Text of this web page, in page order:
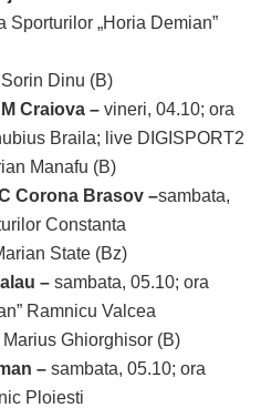
Sporturilor „Horia Demian”
Dinu (B)
Craiova – vineri, 04.10; ora
Braila; live DIGISPORT2
Manafu (B)
Corona Brasov –sambata,
Constanta
State (Bz)
– sambata, 05.10; ora
Ramnicu Valcea
Ghiorghisor (B)
– sambata, 05.10; ora
Ploiesti